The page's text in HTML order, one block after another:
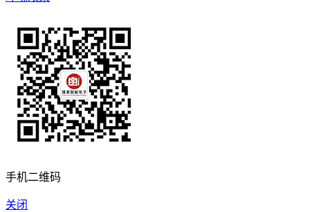
手机二维码
关闭